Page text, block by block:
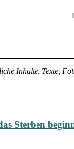
Inhalte, Texte,
Sterben